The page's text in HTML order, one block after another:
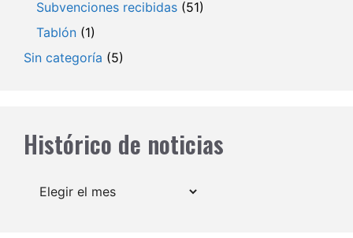
Subvenciones recibidas (51)
Tablón (1)
Sin categoría (5)
Histórico de noticias
Archivos